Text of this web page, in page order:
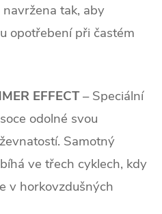
tak, aby
opotřebení při častém
EFFECT– Speciální
odolné svou
Samotný
ve třech cyklech, kdy
v horkovzdušných